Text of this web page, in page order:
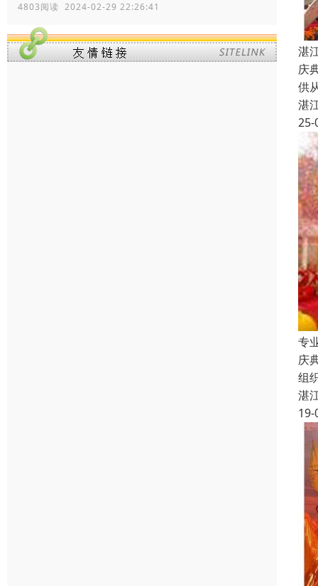
4803阅读 2024-02-29 22:26:41
湛
庆
供
湛
25-
专
庆
组
湛
19-